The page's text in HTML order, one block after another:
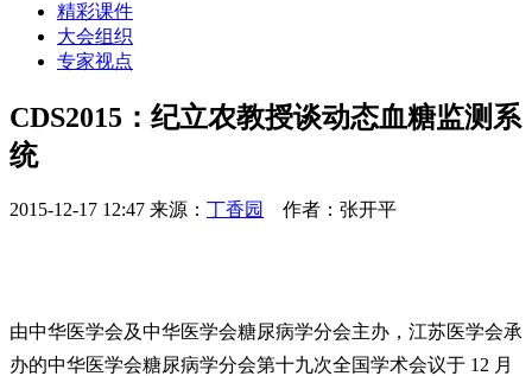
精彩课件
大会组织
专家视点
CDS2015：纪立农教授谈动态血糖监测系
统
2015-12-17 12:47 来源： 丁香园 作者：张开平
由中华医学会及中华医学会糖尿病学分会主办，江苏医学会承
办的中华医学会糖尿病学分会第十九次全国学术会议于 12 月